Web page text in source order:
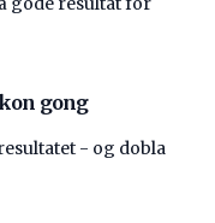
gong
- og dobla